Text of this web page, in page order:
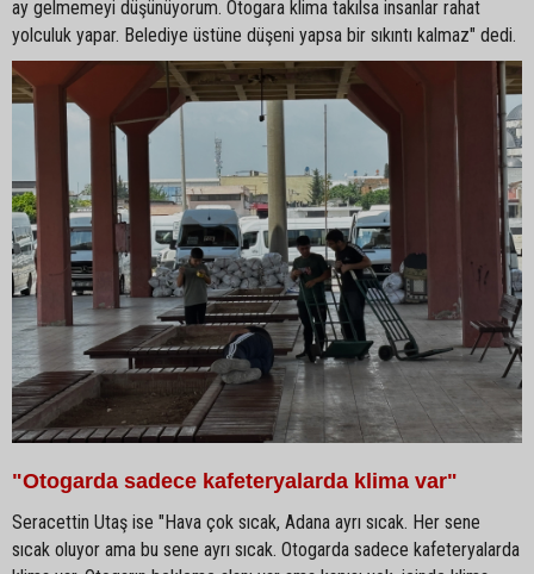
ay gelmemeyi düşünüyorum. Otogara klima takılsa insanlar rahat
yolculuk yapar. Belediye üstüne düşeni yapsa bir sıkıntı kalmaz" dedi.
"Otogarda sadece kafeteryalarda klima var"
Seracettin Utaş ise "Hava çok sıcak, Adana ayrı sıcak. Her sene
sıcak oluyor ama bu sene ayrı sıcak. Otogarda sadece kafeteryalarda